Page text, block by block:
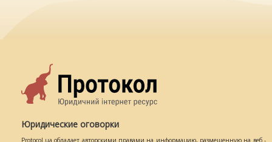
Юридические оговорки
Protocol.ua обладает авторскими правами на информацию, размещенную на веб -